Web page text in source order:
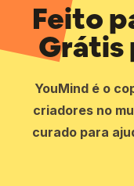
Feito
Grátis
YouMind é o
criadores no
curado para